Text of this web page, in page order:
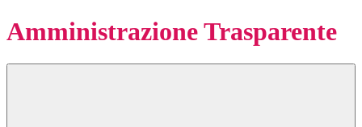
Amministrazione Trasparente